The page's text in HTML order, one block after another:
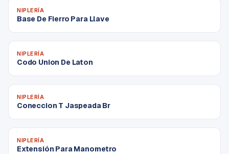
NIPLERÍA
Base De Fierro Para Llave
NIPLERÍA
Codo Union De Laton
NIPLERÍA
Coneccion T Jaspeada Br
NIPLERÍA
Extensión Para Manometro